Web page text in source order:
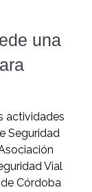
una
actividades
Seguridad
Vial
Córdoba